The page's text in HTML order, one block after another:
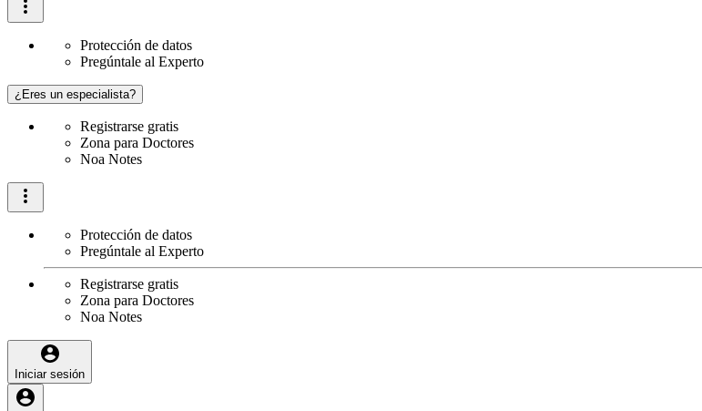
Protección de datos
Pregúntale al Experto
¿Eres un especialista?
Registrarse gratis
Zona para Doctores
Noa Notes
Protección de datos
Pregúntale al Experto
Registrarse gratis
Zona para Doctores
Noa Notes
Iniciar sesión